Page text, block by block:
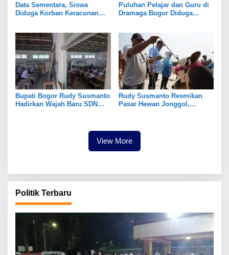
Data Sementara, Siswa
Diduga Korban Keracunan
Puluhan Pelajar dan Guru di
Dramaga Bogor Diduga
Bupati Bogor Rudy Susmanto
Hadirkan Wajah Baru SDN
Rudy Susmanto Resmikan
Pasar Hewan Jonggol,
View More
Politik Terbaru